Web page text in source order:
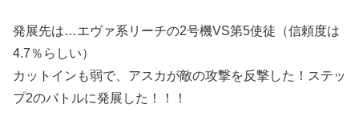
発展先は…エヴァ系リーチの2号機VS第5使徒（信頼度は
4.7％らしい）
カットインも弱で、アスカが敵の攻撃を反撃した！ステッ
プ2のバトルに発展した！！！